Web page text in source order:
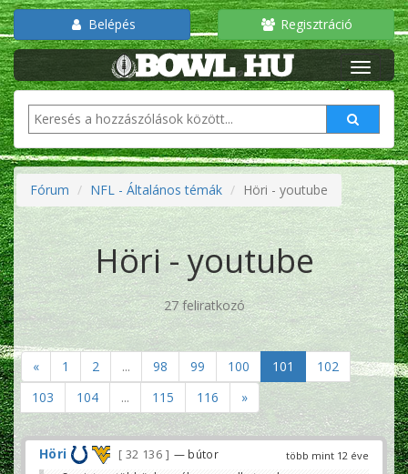
Belépés Regisztráció
Fórum NFL - Általános témák Höri - youtube
Höri - youtube
27 feliratkozó
« 1 2 ... 98 99 100 101
102
103
104 ... 115 116 »
több mint 12 éve
Höri 32 136 — bútor